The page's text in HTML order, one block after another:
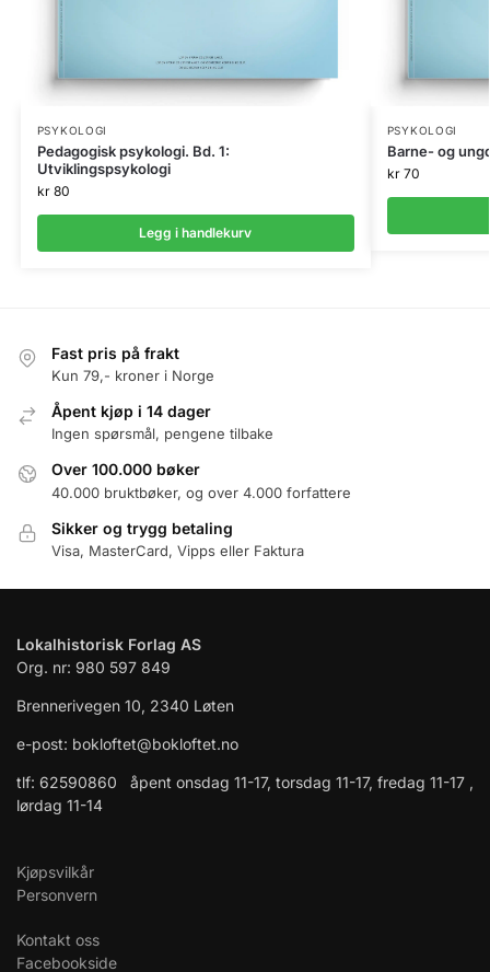
PSYKOLOGI
Pedagogisk psykologi. Bd. 1:
Utviklingspsykologi
kr80
Legg i handlekurv
PSYKOLOGI
Barne- og
kr70
Fast pris på frakt
Kun 79,- kroner i Norge
Åpent kjøp i 14 dager
Ingen spørsmål, pengene tilbake
Over 100.000 bøker
40.000 bruktbøker, og over 4.000 forfattere
Sikker og trygg betaling
Visa, MasterCard, Vipps eller Faktura
Lokalhistorisk Forlag AS
Org. nr: 980 597 849
Brennerivegen 10, 2340 Løten
e-post: bokloftet@bokloftet.no
tlf: 62590860 åpent onsdag 11-17, torsdag 11-17, fredag 11-17 ,
lørdag 11-14
Kjøpsvilkår
Personvern
Kontakt oss
Facebookside